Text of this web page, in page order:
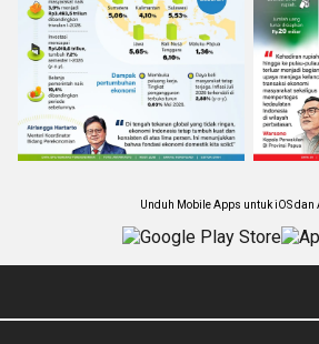
Unduh Mobile Apps untuk iOS dan